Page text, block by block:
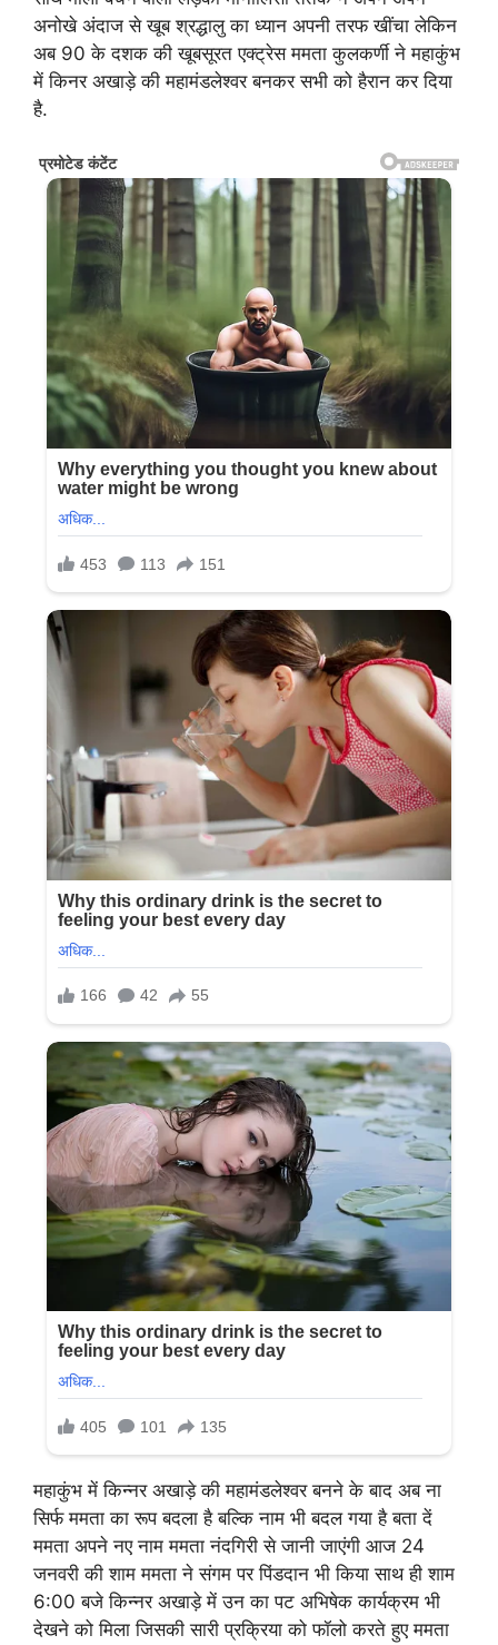
अनोखे अंदाज से खूब श्रद्धालु का ध्यान अपनी तरफ खींचा लेकिन
अब 90 के दशक की खूबसूरत एक्ट्रेस ममता कुलकर्णी ने महाकुंभ
में किनर अखाड़े की महामंडलेश्वर बनकर सभी को हैरान कर दिया
है.
महाकुंभ में किन्नर अखाड़े की महामंडलेश्वर बनने के बाद अब ना
सिर्फ ममता का रूप बदला है बल्कि नाम भी बदल गया है बता दें
ममता अपने नए नाम ममता नंदगिरी से जानी जाएंगी आज 24
जनवरी की शाम ममता ने संगम पर पिंडदान भी किया साथ ही शाम
6:00 बजे किन्नर अखाड़े में उन का पट अभिषेक कार्यक्रम भी
देखने को मिला जिसकी सारी प्रक्रिया को फॉलो करते हुए ममता